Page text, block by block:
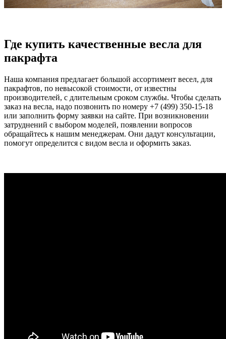
Где купить качественные весла для
пакрафта
Наша компания предлагает большой ассортимент весел, для
пакрафтов, по невысокой стоимости, от известны
производителей, с длительным сроком службы. Чтобы сделать
заказ на весла, надо позвонить по номеру +7 (499) 350-15-18
или заполнить форму заявки на сайте. При возникновении
затруднений с выбором моделей, появлении вопросов
обращайтесь к нашим менеджерам. Они дадут консультации,
помогут определится с видом весла и оформить заказ.